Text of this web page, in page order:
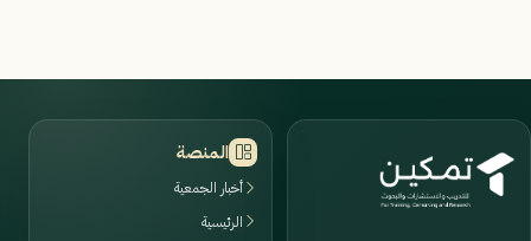
المنصة
أخبار الجمعية
الرئيسية